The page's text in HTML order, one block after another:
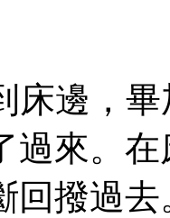
邊，畢
過來。
回撥過去